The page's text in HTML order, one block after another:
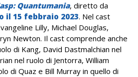
Quantumania, diretto da
il 15 febbraio 2023. Nel cast
Lilly, Michael Douglas,
Newton. Il cast comprende anche
di Kang, David Dastmalchian nel
nel ruolo di Jentorra, William
di Quaz e Bill Murray in quello di